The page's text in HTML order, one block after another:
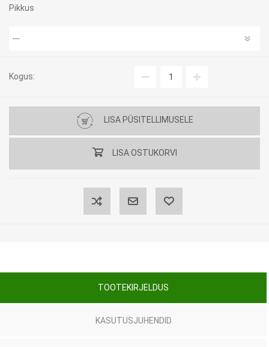
Pikkus
Kogus:
LISA PÜSITELLIMUSELE
LISA OSTUKORVI
TOOTEKIRJELDUS
KASUTUSJUHENDID